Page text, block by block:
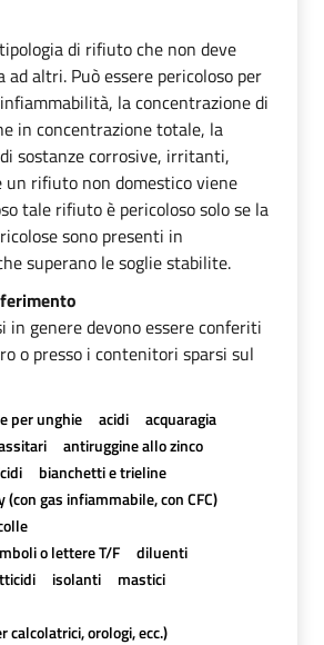
di rifiuto che non deve
ad altri. Può essere pericoloso per
la concentrazione di
in concentrazione totale, la
sostanze corrosive, irritanti,
un rifiuto non domestico viene
tale rifiuto è pericoloso solo se la
sono presenti in
superano le soglie stabilite.
in genere devono essere conferiti
o presso i contenitori sparsi sul
per unghie acidi
acquaragia
antiruggine allo zinco
bianchetti e trieline
gas infiammabile, con CFC)
o lettere T/F
diluenti
isolanti
mastici
calcolatrici, orologi, ecc.)